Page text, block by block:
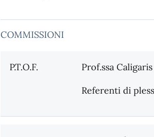
COMMISSIONI
P.T.O.F. Prof.ssa
Referenti di